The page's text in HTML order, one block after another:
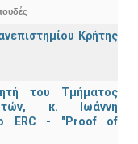
Κρήτης
του Τμήματος
κ. Ιωάννη
ERC - "Proof of